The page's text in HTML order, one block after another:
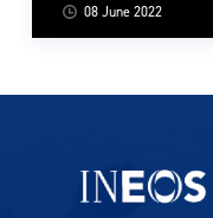
08 June 2022
Partenaires du